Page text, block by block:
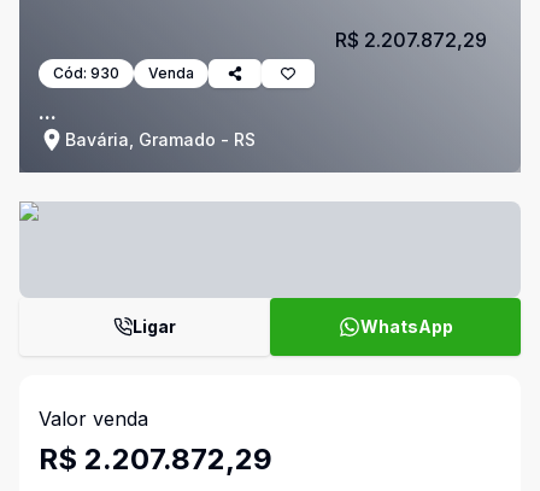
Cód: 930 Venda
...
Bavária, Gramado - RS
R$ 2.207.872,29
Ligar WhatsApp
Valor venda
R$ 2.207.872,29